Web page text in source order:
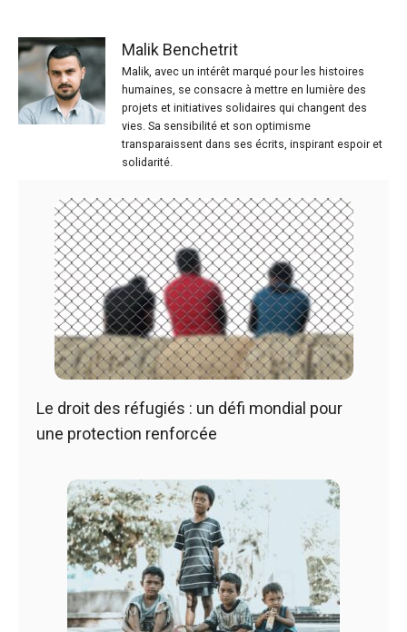
Malik Benchetrit
Malik, avec un intérêt marqué pour les histoires
humaines, se consacre à mettre en lumière des
projets et initiatives solidaires qui changent des
vies. Sa sensibilité et son optimisme
transparaissent dans ses écrits, inspirant espoir et
solidarité.
Le droit des réfugiés : un défi mondial pour
une protection renforcée